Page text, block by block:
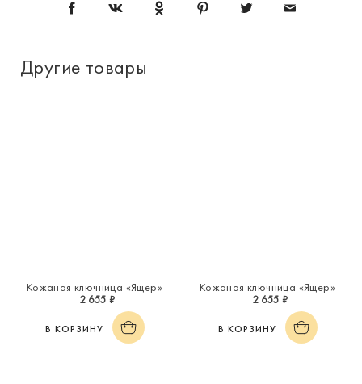
Другие товары
Кожаная ключница «Ящер»
2 655 ₽
В КОРЗИНУ
Кожаная ключница «Ящер»
2 655 ₽
В КОРЗИНУ